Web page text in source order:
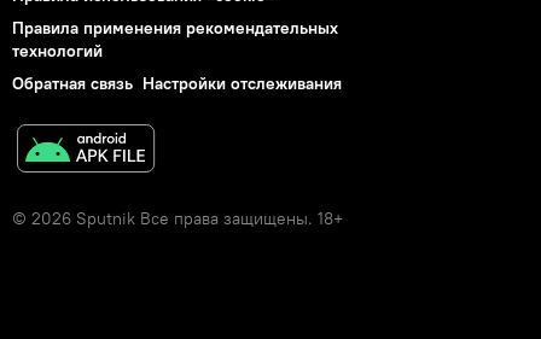
Правила применения рекомендательных
технологий
Обратная связь Настройки отслеживания
© 2026 Sputnik Все права защищены. 18+